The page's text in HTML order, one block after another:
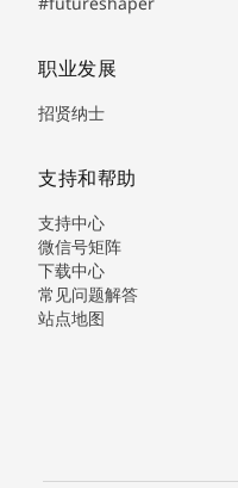
职业发展
招贤纳士
支持和帮助
支持中心
微信号矩阵
下载中心
常见问题解答
站点地图